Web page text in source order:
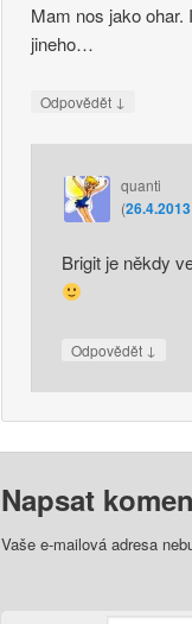
Mam nos jako
jineho…
Odpovědět ↓
quanti
(
Brigit je někdy
Odpovědět ↓
Napsat
Vaše e-mailová adresa